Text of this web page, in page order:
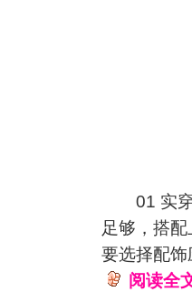
01 实穿
足够，搭
要选择配饰
阅读全